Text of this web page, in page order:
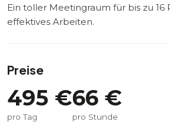
Ein toller Meetingraum für bis zu 16
effektives Arbeiten.
Preise
495 €
pro Tag
66 €
pro Stunde